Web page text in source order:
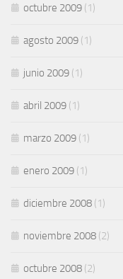
octubre 2009 (1)
agosto 2009 (1)
junio 2009 (1)
abril 2009 (1)
marzo 2009 (1)
enero 2009 (1)
diciembre 2008 (1)
noviembre 2008 (2)
octubre 2008 (2)